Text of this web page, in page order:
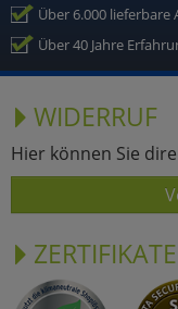
Über 6.000 lieferbare
Über 40 Jahre
WIDERRUF
Hier können Sie
ZERTIFIKATE